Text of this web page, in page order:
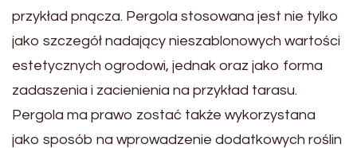
przykład pnącza. Pergola stosowana jest nie tylko
jako szczegół nadający nieszablonowych wartości
estetycznych ogrodowi, jednak oraz jako forma
zadaszenia i zacienienia na przykład tarasu.
Pergola ma prawo zostać także wykorzystana
jako sposób na wprowadzenie dodatkowych roślin